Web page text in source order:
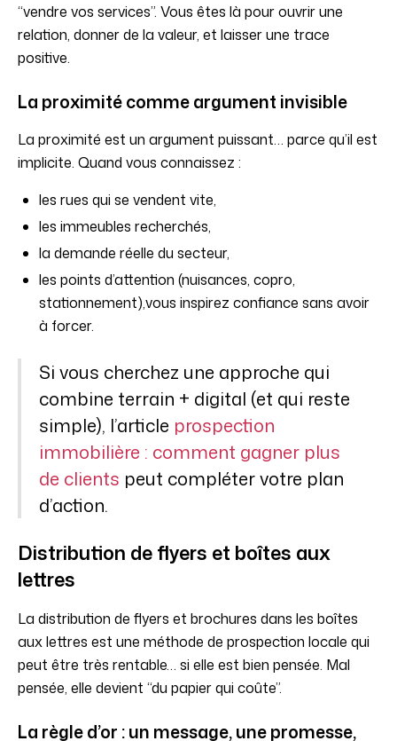
“vendre vos services”. Vous êtes là pour ouvrir une
relation, donner de la valeur, et laisser une trace
positive.
La proximité comme argument invisible
La proximité est un argument puissant… parce qu’il est
implicite. Quand vous connaissez :
les rues qui se vendent vite,
les immeubles recherchés,
la demande réelle du secteur,
les points d’attention (nuisances, copro,
stationnement),vous inspirez confiance sans avoir
à forcer.
Si vous cherchez une approche qui
combine terrain + digital (et qui reste
simple), l’article prospection
immobilière : comment gagner plus
de clients peut compléter votre plan
d’action.
Distribution de flyers et boîtes aux
lettres
La distribution de flyers et brochures dans les boîtes
aux lettres est une méthode de prospection locale qui
peut être très rentable… si elle est bien pensée. Mal
pensée, elle devient “du papier qui coûte”.
La règle d’or : un message, une promesse,